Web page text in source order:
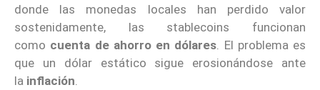
donde las monedas locales han perdido valor
sostenidamente, las stablecoins funcionan
como cuenta de ahorro en dólares. El problema es
que un dólar estático sigue erosionándose ante
la inflación.